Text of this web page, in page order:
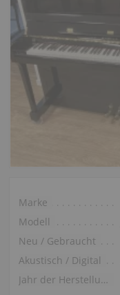
Marke
Modell
Neu / Gebraucht
Akustisch / Digital
Jahr der Herstellung